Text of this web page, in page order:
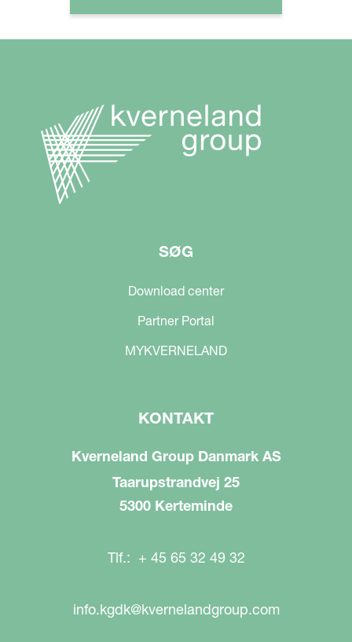
SØG
Download center
Partner Portal
MYKVERNELAND
KONTAKT
Kverneland Group Danmark AS
Taarupstrandvej 25
5300 Kerteminde
Tlf.: + 45 65 32 49 32
info.kgdk@kvernelandgroup.com